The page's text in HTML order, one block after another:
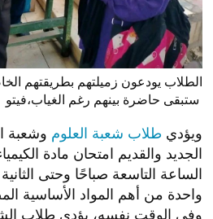
الطلاب يودعون زميلتهم بطريقتهم
ستبقى حاضرة بينهم رغم الغياب،فيتو
ويؤدي طلاب شعبة العلوم وشعبة
الجديد والقديم امتحان مادة
الساعة التاسعة صباحًا وحتى
واحدة من أهم المواد الأساسية
وفي الوقت نفسه، يؤدي طلاب